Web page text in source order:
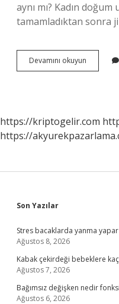
aynı mı? Kadın
tamamladıktan sonra
Devamını okuyun
Doğum
https://kriptogelir.com
https://
Sidebar
Son Yazılar
Stres bacaklarda yanma yapar
Ağustos 8, 2026
Kabak çekirdeği bebeklere
Ağustos 7, 2026
Bağımsız değişken nedir
Ağustos 6, 2026